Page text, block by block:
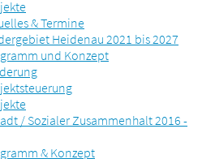
& Termine
Heidenau 2021 bis 2027
und Konzept
/ Sozialer Zusammenhalt 2016 -
& Konzept